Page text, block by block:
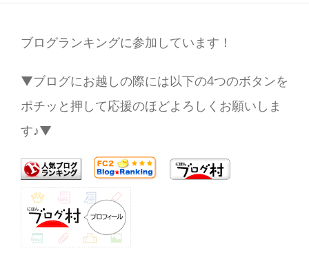
ブログランキングに参加しています！
▼ブログにお越しの際には以下の4つのボタンを
ポチッと押して応援のほどよろしくお願いしま
す♪▼